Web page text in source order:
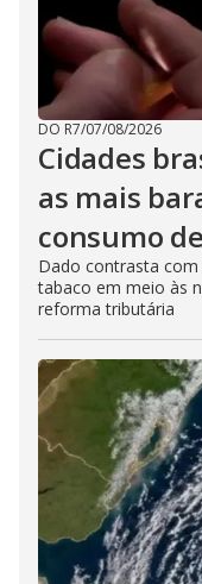
DO R7/07/08/2026
Cidades
as mais
consumo
Dado contrasta
tabaco em meio às
reforma tributária